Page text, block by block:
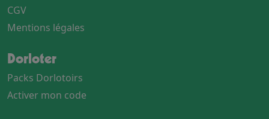
CGV
Mentions légales
Dorloter
Packs Dorlotoirs
Activer mon code